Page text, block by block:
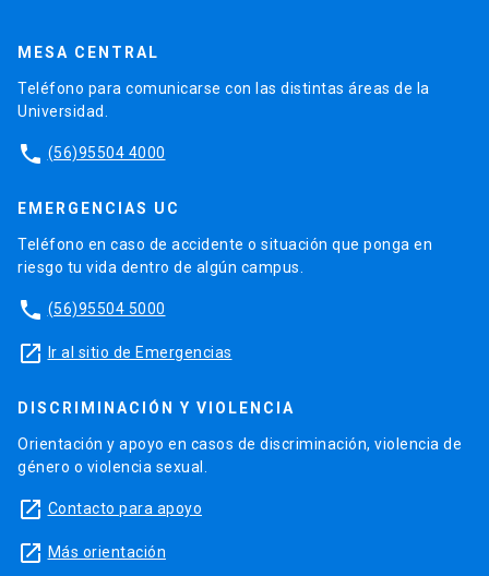
MESA CENTRAL
Teléfono para comunicarse con las distintas áreas de la
Universidad.
phone (56)95504 4000
EMERGENCIAS UC
Teléfono en caso de accidente o situación que ponga en
riesgo tu vida dentro de algún campus.
phone (56)95504 5000
launch Ir al sitio de Emergencias
DISCRIMINACIÓN Y VIOLENCIA
Orientación y apoyo en casos de discriminación, violencia de
género o violencia sexual.
launch Contacto para apoyo
launch Más orientación